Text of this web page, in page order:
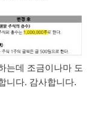
는데 조금이나마 도
니다. 감사합니다.